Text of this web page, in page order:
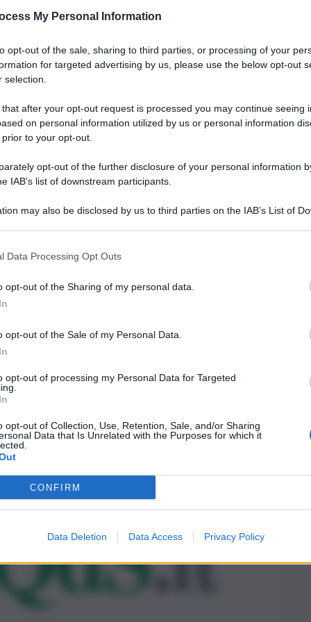
My Personal Information
opt-out of the sale, sharing to third parties, or processing of your
for targeted advertising by us, please use the below opt-out
selection.
after your opt-out request is processed you may continue seeing
on personal information utilized by us or personal information
to your opt-out.
opt-out of the further disclosure of your personal information
IAB’s list of downstream participants.
may also be disclosed by us to third parties on the IAB’s List of
Data Processing Opt Outs
opt-out of the Sharing of my personal data.
opt-out of the Sale of my Personal Data.
opt-out of processing my Personal Data for Targeted
opt-out of Collection, Use, Retention, Sale, and/or Sharing
Data that Is Unrelated with the Purposes for which it
CONFIRM
Data Deletion Data Access Privacy Policy